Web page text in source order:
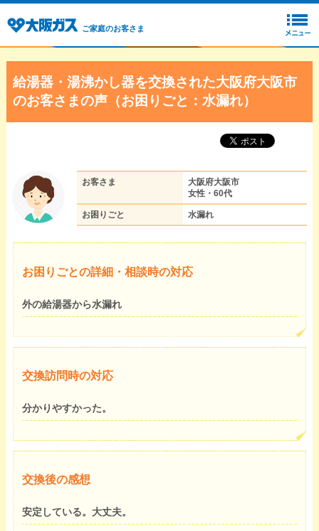
ご家庭のお客さま
給湯器・湯沸かし器を交換された大阪府大阪市
のお客さまの声（お困りごと：水漏れ）
お客さま
大阪府大阪市
女性・60代
お困りごと 水漏れ
お困りごとの詳細・相談時の対応
外の給湯器から水漏れ
交換訪問時の対応
分かりやすかった。
交換後の感想
安定している。大丈夫。